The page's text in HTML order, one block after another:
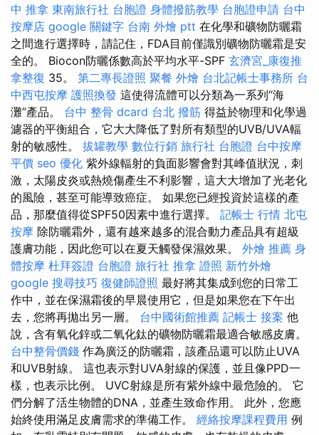
中 推拿 東南旅行社 台胞證 身體撥筋教學 台胞證申請 台中
按摩店 google 關鍵字 台南 外燴 ptt 在化學和礦物防曬霜
之間進行選擇時，請記住，FDA目前僅識別礦物防曬霜是安
全的。 Biocon防曬係數高於平均水平-SPF 玄濟宮_康復推
拿整復 35。 第二專長證照 聚餐 外燴 台北記帳士事務所 台
中西屯按摩 護照換發 這使得流體可以分類為一系列“海
灘”產品。 台中 整骨 dcard 台北 撥筋 得益於物理和化學過
濾器的平衡組合，它大大降低了對所有類型的UVB/UVA輻
射的敏感性。 拔罐教學 數位行銷 旅行社 台胞證 台中按摩
平價 seo 優化 紫外線輻射的負面影響會對其峰值狀況，刺
激，太陽皮炎或熱燒傷產生不利影響，這大大增加了光老化
的風險，甚至可能導致癌症。 如果您已經投資於這樣的產
品，那麼值得從SPF50因素中進行選擇。 記帳士 行情 北屯
按摩 除防曬霜外，還有越來越多的混合動力產品具有超級
護膚功能，因此您可以在夏天觸發保濕效果。 外燴 推薦 身
體按摩 杜拜簽證 台胞證 旅行社 推拿 證照 新竹外燴
google 搜尋技巧 復健師證照 最好將其集成到您的日常工
作中，並在保濕霜後的早晨使用它，但是如果您在下午出
去，您將再拋出另一層。 台中國術館推薦 記帳士 接案 他
說，含有氧化鋅或二氧化鈦的礦物防曬霜最適合敏感皮膚。
台中整骨價錢 作為廣泛的防曬霜，該產品還可以防止UVA
和UVB射線。 這也表示對UVA射線的保護，並且像PPD一
樣，也表示比例。 UVC射線是所有紫外線中最危險的。 它
們分解了活生物體的DNA，並產生致命作用。 此外，您應
始終使用滿足皮膚需求的準備工作。 經絡按摩課程費用 例